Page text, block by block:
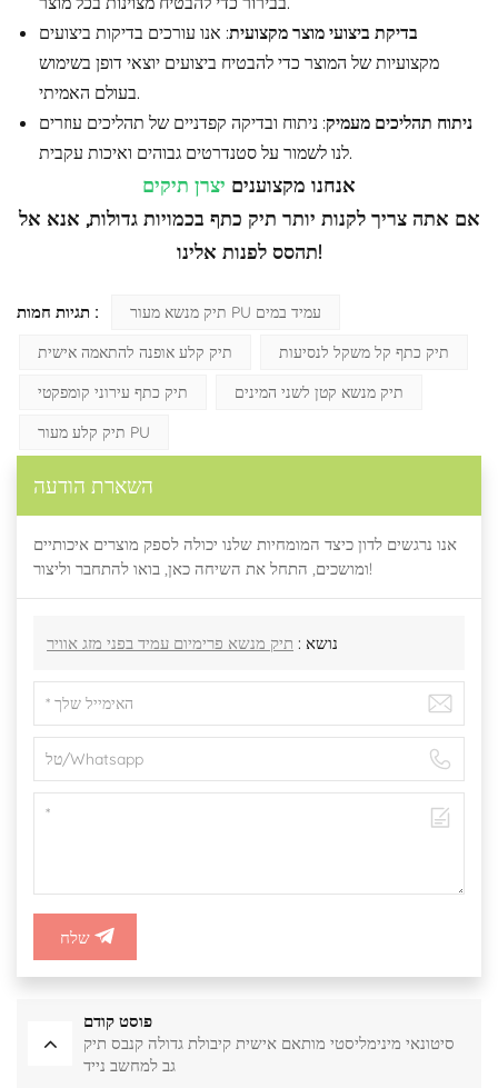
בדיקת ביצועי מוצר מקצועית: אנו עורכים בדיקות ביצועים
מקצועיות של המוצר כדי להבטיח ביצועים יוצאי דופן בשימוש
בעולם האמיתי.
ניתוח תהליכים מעמיק: ניתוח ובדיקה קפדניים של תהליכים עוזרים
לנו לשמור על סטנדרטים גבוהים ואיכות עקבית.
אנחנו מקצוענים יצרן תיקים
אם אתה צריך לקנות יותר תיק כתף בכמויות גדולות, אנא אל
תהסס לפנות אלינו!
תגיות חמות :
תיק מנשא מעור PU עמיד במים
תיק קלע אופנה להתאמה אישית
תיק כתף קל משקל לנסיעות
תיק כתף עירוני קומפקטי
תיק מנשא קטן לשני המינים
תיק קלע מעור PU
השארת הודעה
אנו נרגשים לדון כיצד המומחיות שלנו יכולה לספק מוצרים איכותיים
ומושכים, התחל את השיחה כאן, בואו להתחבר וליצור!
נושא : תיק מנשא פרימיום עמיד בפני מזג אוויר
שלח
פוסט קודם
סיטונאי מינימליסטי מותאם אישית קיבולת גדולה קנבס תיק
גב למחשב נייד